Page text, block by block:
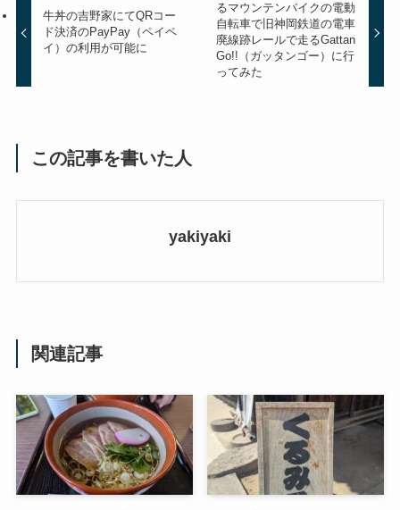
牛丼の吉野家にてQRコー
ド決済のPayPay（ペイペ
イ）の利用が可能に
るマウンテンバイクの電動
自転車で旧神岡鉄道の電車
廃線跡レールで走るGattan
Go!!（ガッタンゴー）に行
ってみた
この記事を書いた人
yakiyaki
関連記事